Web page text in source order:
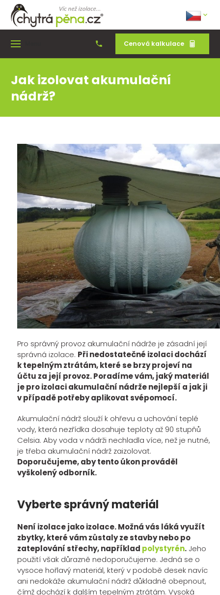
Cenová kalkulace
Jak izolovat akumulační
nádrž?
Pro správný provoz akumulační nádrže je zásadní její
správná izolace. Při nedostatečné izolaci dochází
k tepelným ztrátám, které se brzy projeví na
účtu za její provoz. Poradíme vám, jaký materiál
je pro izolaci akumulační nádrže nejlepší a jak ji
v případě potřeby aplikovat svépomocí.
Akumulační nádrž slouží k ohřevu a uchování teplé
vody, která nezřídka dosahuje teploty až 90 stupňů
Celsia. Aby voda v nádrži nechladla více, než je nutné,
je třeba akumulační nádrž zaizolovat.
Doporučujeme, aby tento úkon prováděl
vyškolený odborník.
Vyberte správný materiál
Není izolace jako izolace. Možná vás láká využít
zbytky, které vám zůstaly ze stavby nebo po
zateplování střechy, například polystyrén. Jeho
použití však důrazně nedoporučujeme. Jedná se o
vysoce hořlavý materiál, který v podobě desek navíc
ani nedokáže akumulační nádrž důkladně obepnout,
čímž dochází k dalším tepelným ztrátám. Vysoká